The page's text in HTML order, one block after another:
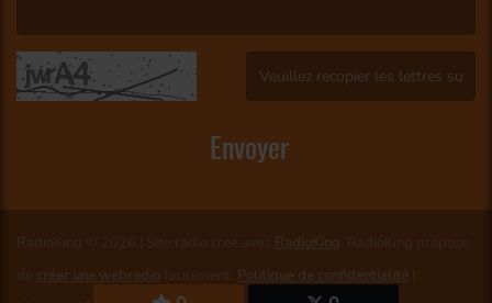
Envoyer